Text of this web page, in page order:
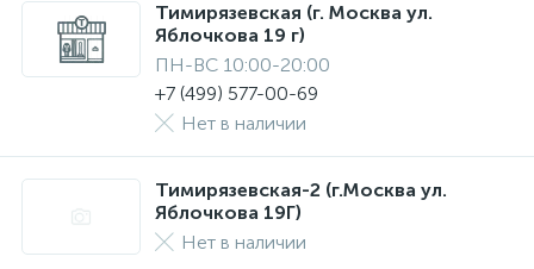
Тимирязевская (г. Москва ул.
Яблочкова 19 г)
ПН-ВС 10:00-20:00
+7 (499) 577-00-69
Нет в наличии
Тимирязевская-2 (г.Москва ул.
Яблочкова 19Г)
Нет в наличии